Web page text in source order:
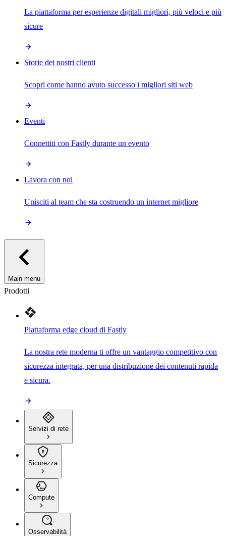
La piattaforma per esperienze digitali migliori, più veloci e più
sicure
Storie dei nostri clienti
Scopri come hanno avuto successo i migliori siti web
Eventi
Connettiti con Fastly durante un evento
Lavora con noi
Unisciti al team che sta costruendo un internet migliore
Main menu
Prodotti
Piattaforma edge cloud di Fastly
La nostra rete moderna ti offre un vantaggio competitivo con
sicurezza integrata, per una distribuzione dei contenuti rapida
e sicura.
Servizi di rete
Sicurezza
Compute
Osservabilità